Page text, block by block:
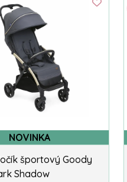
NOVINKA
športový Goody
Shadow